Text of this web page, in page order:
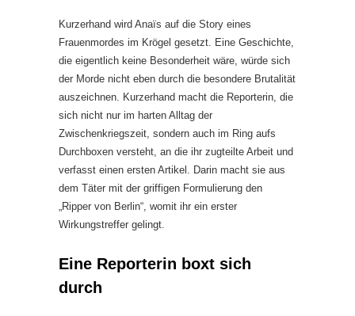
Kurzerhand wird Anaïs auf die Story eines
Frauenmordes im Krögel gesetzt. Eine Geschichte,
die eigentlich keine Besonderheit wäre, würde sich
der Morde nicht eben durch die besondere Brutalität
auszeichnen. Kurzerhand macht die Reporterin, die
sich nicht nur im harten Alltag der
Zwischenkriegszeit, sondern auch im Ring aufs
Durchboxen versteht, an die ihr zugteilte Arbeit und
verfasst einen ersten Artikel. Darin macht sie aus
dem Täter mit der griffigen Formulierung den
„Ripper von Berlin“, womit ihr ein erster
Wirkungstreffer gelingt.
Eine Reporterin boxt sich
durch